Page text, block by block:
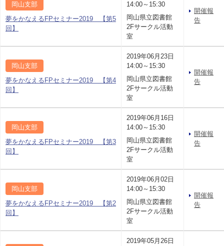
岡山支部
夢をかなえるFPセミナー2019 【第5
回】
14:00～15:30
岡山県立図書館
2Fサークル活動
室
開催報
告
岡山支部
夢をかなえるFPセミナー2019 【第4
回】
2019年06月23日
14:00～15:30
岡山県立図書館
2Fサークル活動
室
開催報
告
岡山支部
夢をかなえるFPセミナー2019 【第3
回】
2019年06月16日
14:00～15:30
岡山県立図書館
2Fサークル活動
室
開催報
告
岡山支部
夢をかなえるFPセミナー2019 【第2
回】
2019年06月02日
14:00～15:30
岡山県立図書館
2Fサークル活動
室
開催報
告
2019年05月26日